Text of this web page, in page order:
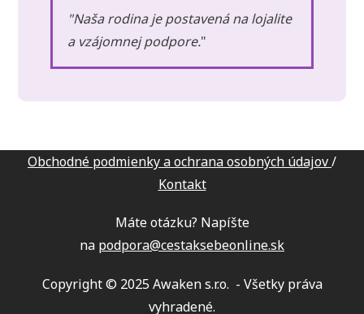
"Naša rodina je postavená na lojalite
a vzájomnej podpore."
Obchodné podmienky a ochrana osobných údajov/
Kontakt
Máte otázku? Napíšte
na podpora@cestaksebeonline.sk
Copyright © 2025 Awaken s.r.o. - Všetky práva
vyhradené.